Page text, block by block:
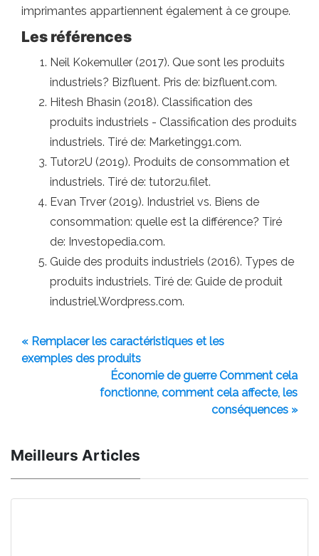
imprimantes appartiennent également à ce groupe.
Les références
Neil Kokemuller (2017). Que sont les produits
industriels? Bizfluent. Pris de: bizfluent.com.
Hitesh Bhasin (2018). Classification des
produits industriels - Classification des produits
industriels. Tiré de: Marketing91.com.
Tutor2U (2019). Produits de consommation et
industriels. Tiré de: tutor2u.filet.
Evan Trver (2019). Industriel vs. Biens de
consommation: quelle est la différence? Tiré
de: Investopedia.com.
Guide des produits industriels (2016). Types de
produits industriels. Tiré de: Guide de produit
industriel.Wordpress.com.
« Remplacer les caractéristiques et les
exemples des produits
Économie de guerre Comment cela
fonctionne, comment cela affecte, les
conséquences »
Meilleurs Articles